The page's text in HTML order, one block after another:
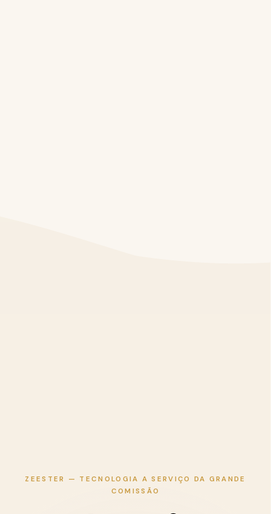
ZEESTER — TECNOLOGIA A SERVIÇO DA GRANDE
COMISSÃO